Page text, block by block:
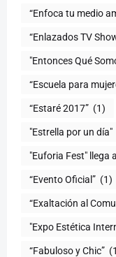
“Enfoca tu medio
“Enlazados TV
"Entonces Qué
“Escuela para
“Estaré 2017” (1)
"Estrella por un día"
"Euforia Fest" llega
“Evento Oficial” (1)
“Exaltación al
"Expo Estética
“Fabuloso y Chic”